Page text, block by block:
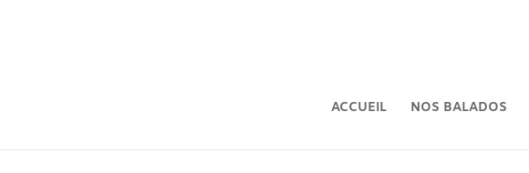
ACCUEIL NOS BALADOS